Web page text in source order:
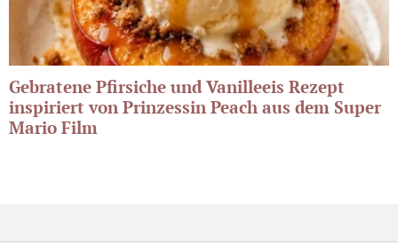
Gebratene Pfirsiche und Vanilleeis Rezept
inspiriert von Prinzessin Peach aus dem Super
Mario Film